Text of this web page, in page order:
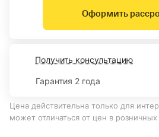
Оформить
Получить консультацию
Гарантия 2 года
Цена действительна только для
может отличаться от цен в розничных